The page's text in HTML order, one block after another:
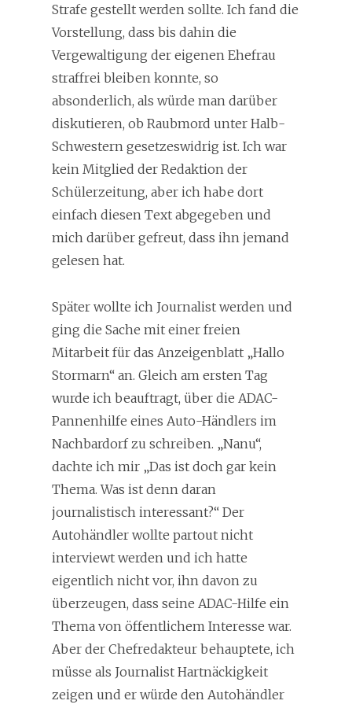
Strafe gestellt werden sollte. Ich fand die
Vorstellung, dass bis dahin die
Vergewaltigung der eigenen Ehefrau
straffrei bleiben konnte, so
absonderlich, als würde man darüber
diskutieren, ob Raubmord unter Halb-
Schwestern gesetzeswidrig ist. Ich war
kein Mitglied der Redaktion der
Schülerzeitung, aber ich habe dort
einfach diesen Text abgegeben und
mich darüber gefreut, dass ihn jemand
gelesen hat.
Später wollte ich Journalist werden und
ging die Sache mit einer freien
Mitarbeit für das Anzeigenblatt „Hallo
Stormarn“ an. Gleich am ersten Tag
wurde ich beauftragt, über die ADAC-
Pannenhilfe eines Auto-Händlers im
Nachbardorf zu schreiben. „Nanu“,
dachte ich mir „Das ist doch gar kein
Thema. Was ist denn daran
journalistisch interessant?“ Der
Autohändler wollte partout nicht
interviewt werden und ich hatte
eigentlich nicht vor, ihn davon zu
überzeugen, dass seine ADAC-Hilfe ein
Thema von öffentlichem Interesse war.
Aber der Chefredakteur behauptete, ich
müsse als Journalist Hartnäckigkeit
zeigen und er würde den Autohändler